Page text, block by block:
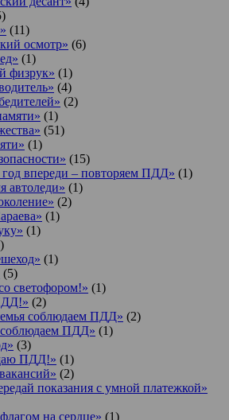
(11)
осмотр» (6)
(1)
физрук» (1)
(4)
(2)
(1)
(51)
(1)
(15)
впереди – повторяем ПДД» (1)
автоледи» (1)
(2)
(1)
(1)
(1)
(5)
светофором!» (1)
(2)
соблюдаем ПДД» (2)
ПДД» (1)
(3)
ПДД!» (1)
(2)
показания с умной платежкой»
на сердце» (1)